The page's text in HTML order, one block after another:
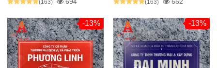
(163) (163)
-13% -13%